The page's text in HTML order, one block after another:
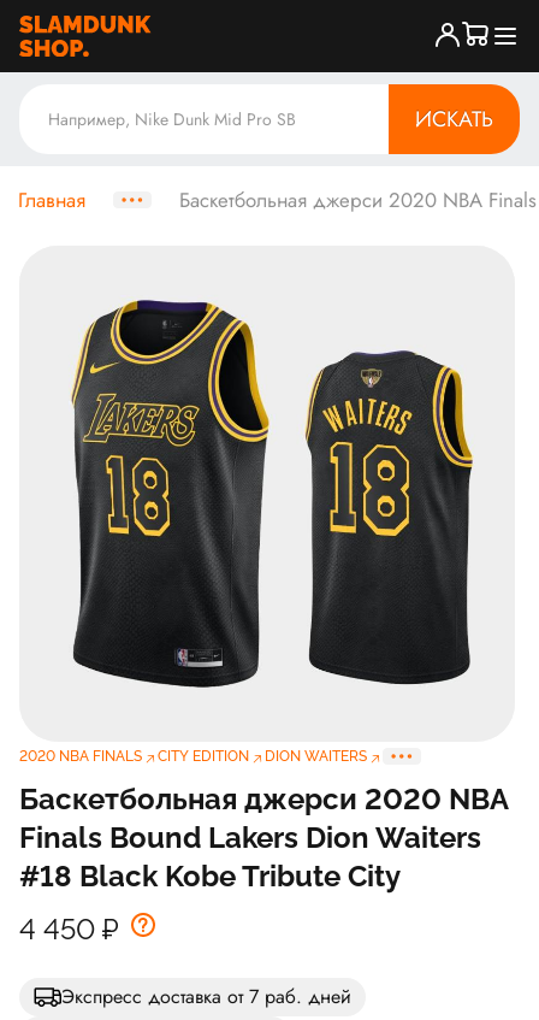
ИСКАТЬ
Главная Баскетбольная джерси 2020 NBA
2020 NBA FINALS CITY EDITION DION WAITERS
Баскетбольная джерси 2020 NBA
Finals Bound Lakers Dion Waiters
#18 Black Kobe Tribute City
4 450 ₽
Экспресс доставка от 7 раб. дней